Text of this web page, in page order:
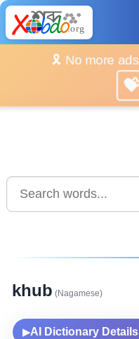
🎗️ No more
khub (Nagamese)
▶AI Dictionary Details